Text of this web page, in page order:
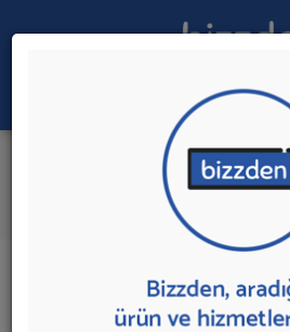
Ara:
İlk 1 Firmadan